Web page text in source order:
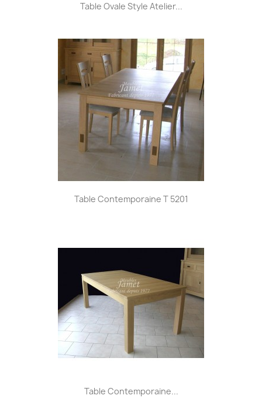
Table Ovale Style Atelier...
Table Contemporaine T 5201
Table Contemporaine...